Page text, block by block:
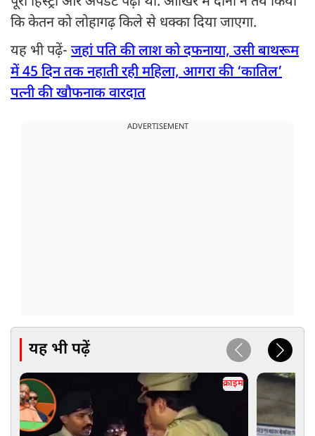
कि केतन को लोहागढ़ किले से धक्का दिया जाएगा.
यह भी पढ़ें- जहां पति की लाश को दफनाया, उसी बाथरूम
में 45 दिन तक नहाती रही महिला, आगरा की ‘कातिल’
पत्नी की खौफनाक वारदात
ADVERTISEMENT
यह भी पढ़ें
क्राइम